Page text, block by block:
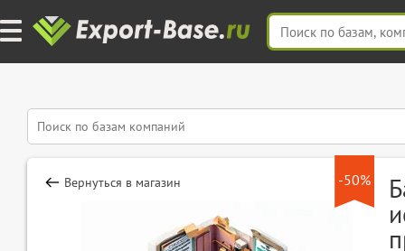
-50%
Вернуться в магазин